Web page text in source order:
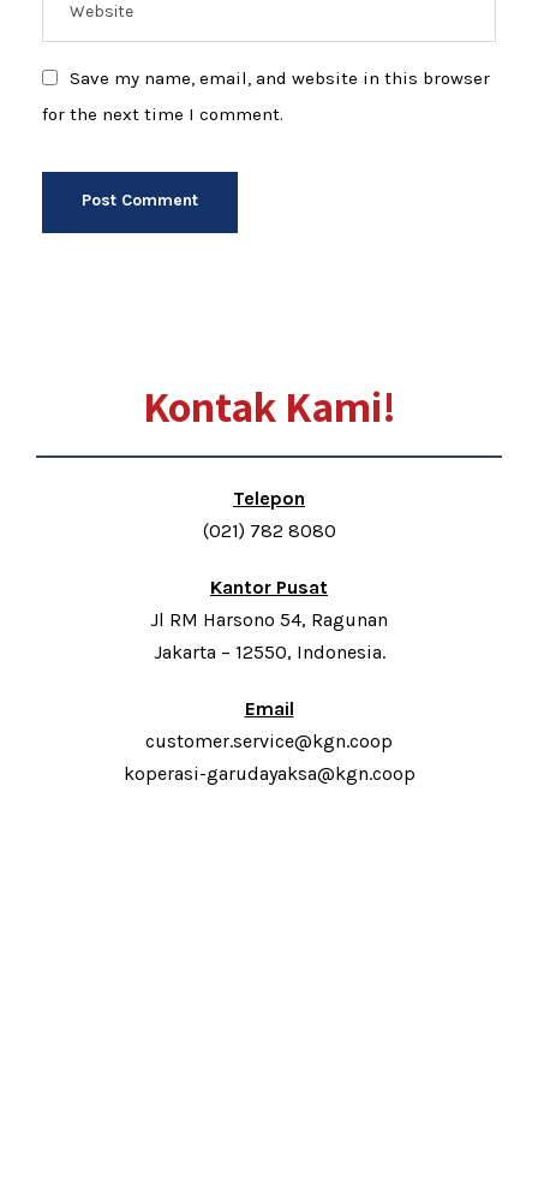
Save my name, email, and website in this browser
for the next time I comment.
Kontak Kami!
Telepon
(021) 782 8080
Kantor Pusat
Jl RM Harsono 54, Ragunan
Jakarta – 12550, Indonesia.
Email
customer.service@kgn.coop
koperasi-garudayaksa@kgn.coop